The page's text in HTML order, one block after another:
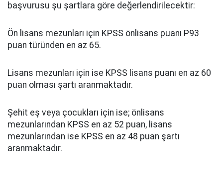
başvurusu şu şartlara göre değerlendirilecektir:
Ön lisans mezunları için KPSS önlisans puanı P93
puan türünden en az 65.
Lisans mezunları için ise KPSS lisans puanı en az 60
puan olması şartı aranmaktadır.
Şehit eş veya çocukları için ise; önlisans
mezunlarından KPSS en az 52 puan, lisans
mezunlarından ise KPSS en az 48 puan şartı
aranmaktadır.